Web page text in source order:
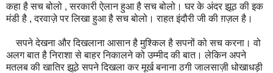
कहा है सच बोलो , सरकारी ऐलान हुआ है सच बोलो। घर के अंदर झूठ की इक
मंडी है , दरवाज़े पर लिखा हुआ है सच बोलो। राहत इंदौरी जी की ग़ज़ल है।
सपने देखना और दिखलाना आसान है मुश्किल है सपनों को सच करना। वो
अलग बात है निराशा से बाहर निकालने को उम्मीद की बात। लेकिन अपने
मतलब की खातिर झूठे सपने दिखला कर मूर्ख बनाना ठगी जालसाज़ी धोखाधड़ी